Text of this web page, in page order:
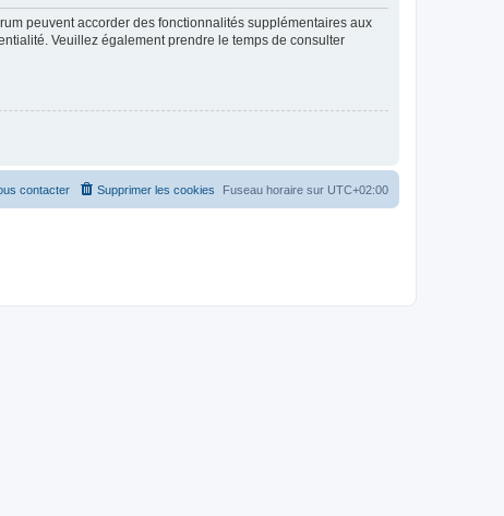
peuvent accorder des fonctionnalités supplémentaires aux
Veuillez également prendre le temps de consulter
Fuseau horaire sur UTC+02:00
Supprimer les cookies
contacter